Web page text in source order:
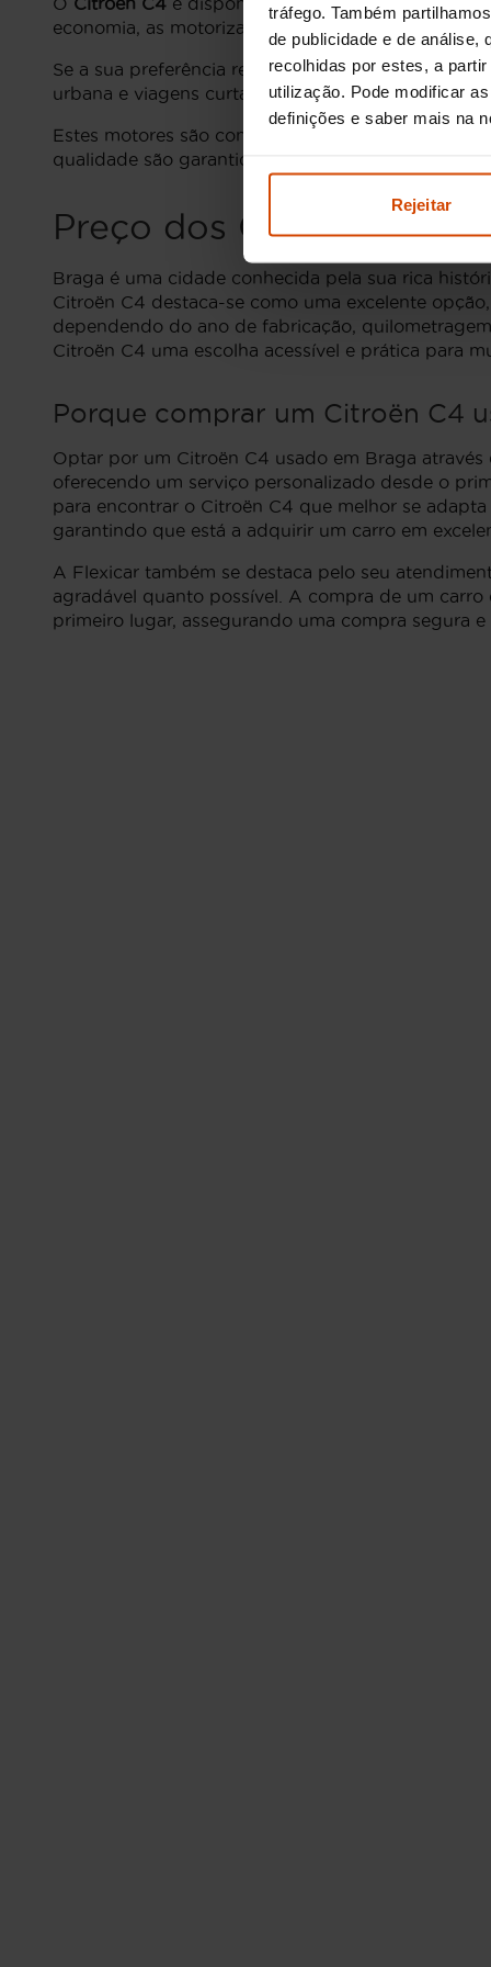
tráfego. Também
de publicidade e de análise,
recolhidas por estes, a
utilização. Pode modificar
definições e saber mais na
Rejeitar
economia, as motorizações agasóleo , como o
Se a sua preferência recai sobre motores a
urbana e viagens curtas.
Estes motores são conhecidos pela sua
qualidade são garantidas.
Preço dos Citroën C4
Braga é uma cidade conhecida pela sua rica
Citroën C4 destaca-se como uma excelente
dependendo do ano de fabricação,
Citroën C4 uma escolha acessível e prática para
Porque comprar um Citroën C4
Optar por um Citroën C4 usado em Braga
oferecendo um serviço personalizado desde o
para encontrar o Citroën C4 que melhor se
garantindo que está a adquirir um carro em
A Flexicar também se destaca pelo seu
agradável quanto possível. A compra de um
primeiro lugar, assegurando uma compra segura e